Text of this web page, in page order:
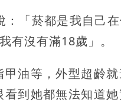
「菸都是我自己
有沒有滿18歲」。
油等，外型超齡
到她都無法知道